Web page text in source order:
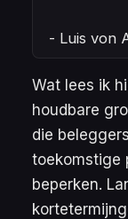
- Luis von
Wat lees ik
houdbare
die
toekomstige
beperken.